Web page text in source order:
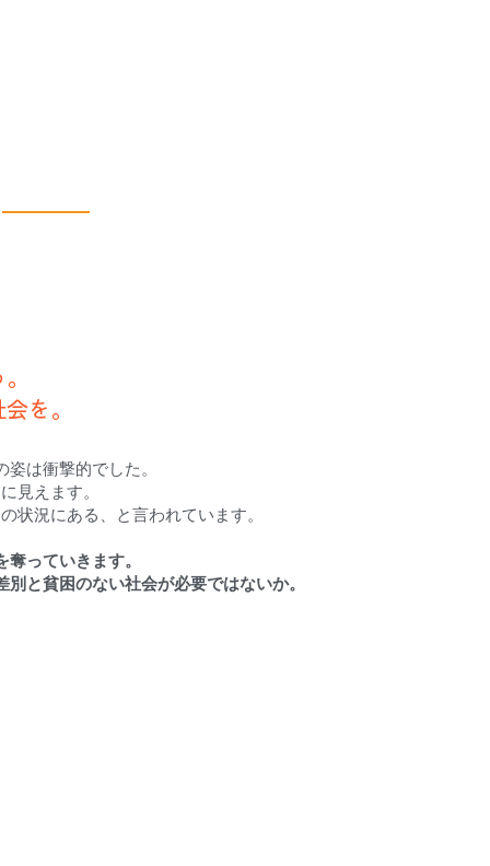
を。
は衝撃的でした。
見えます。
状況にある、と言われています。
っていきます。
と貧困のない社会が必要ではないか。